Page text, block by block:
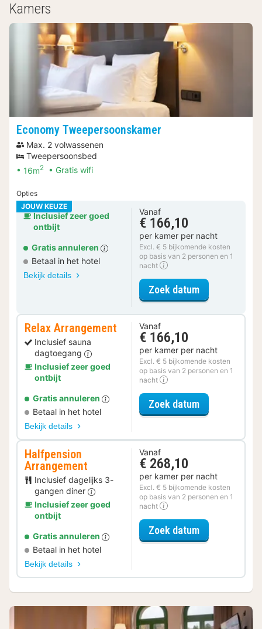
Kamers
Economy Tweepersoonskamer
Max. 2 volwassenen
Tweepersoonsbed
16m2 Gratis wifi
Opties
JOUW KEUZE
Inclusief zeer goed
ontbijt
Gratis annuleren
Betaal in het hotel
Bekijk details
Vanaf
€ 166,10
per kamer per nacht
Excl. € 5 bijkomende kosten
op basis van 2 personen en 1
nacht
Zoek datumvoor
Relax Arrangement
Inclusief sauna
dagtoegang
Inclusief zeer goed
ontbijt
Gratis annuleren
Betaal in het hotel
Bekijk details
Vanaf
€ 166,10
per kamer per nacht
Excl. € 5 bijkomende kosten
op basis van 2 personen en 1
nacht
Zoek datumvoor Relax
Halfpension
Arrangement
Inclusief dagelijks 3-
gangen diner
Inclusief zeer goed
ontbijt
Gratis annuleren
Betaal in het hotel
Bekijk details
Vanaf
€ 268,10
per kamer per nacht
Excl. € 5 bijkomende kosten
op basis van 2 personen en 1
nacht
Zoek datumvoor